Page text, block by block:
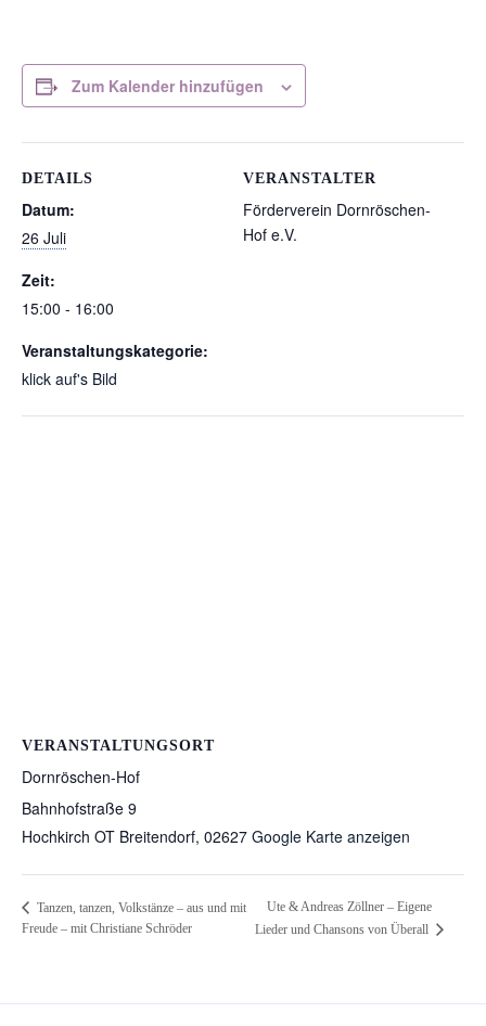
Zum Kalender hinzufügen
DETAILS
Datum:
26 Juli
Zeit:
15:00 - 16:00
Veranstaltungskategorie:
klick auf's Bild
VERANSTALTER
Förderverein Dornröschen-
Hof e.V.
VERANSTALTUNGSORT
Dornröschen-Hof
Bahnhofstraße 9
Hochkirch OT Breitendorf, 02627 Google Karte anzeigen
Tanzen, tanzen, Volkstänze – aus und mit
Freude – mit Christiane Schröder
Ute & Andreas Zöllner – Eigene
Lieder und Chansons von Überall